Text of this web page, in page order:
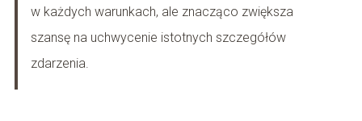
w każdych warunkach, ale znacząco zwiększa
szansę na uchwycenie istotnych szczegółów
zdarzenia.